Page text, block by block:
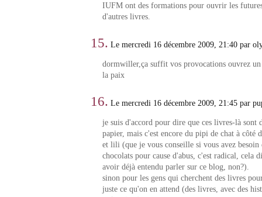
IUFM ont des formations pour ouvrir les
d'autres livres.
15. Le mercredi 16 décembre 2009, 21:40 par
dormwiller,ça suffit vos provocations ouvrez
la paix
16. Le mercredi 16 décembre 2009, 21:45 par
je suis d'accord pour dire que ces livres-là sont
papier, mais c'est encore du pipi de chat à côté
et lili (que je vous conseille si vous avez
chocolats pour cause d'abus, c'est radical, cela
avoir déjà entendu parler sur ce blog, non?).
sinon pour les gens qui cherchent des livres
juste ce qu'on en attend (des livres, avec des